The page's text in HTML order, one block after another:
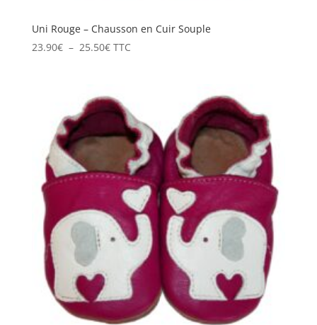
Uni Rouge – Chausson en Cuir Souple
23.90€ – 25.50€Plage
23.90€
à
25.50€
TTC